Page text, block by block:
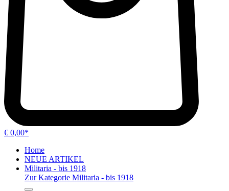
€ 0,00*
Home
NEUE ARTIKEL
Militaria - bis 1918
Zur Kategorie Militaria - bis 1918